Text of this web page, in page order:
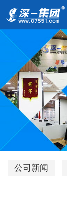
公司新闻